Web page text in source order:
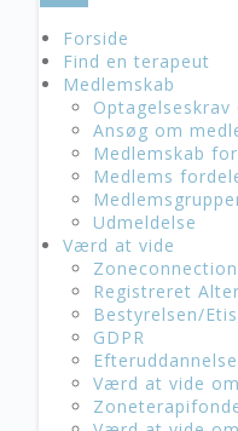
Forside
Find en terapeut
Medlemskab
Ansøg om
Medlemskab
Medlems
Udmeldelse
Værd at vide
Registreret
Bestyrelsen/
GDPR
Værd at vide